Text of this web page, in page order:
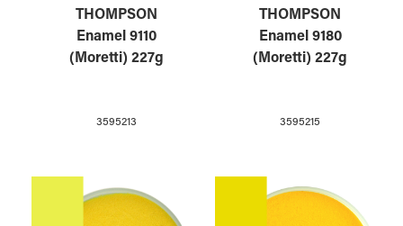
THOMPSON
Enamel 9110
(Moretti) 227g
3595213
THOMPSON
Enamel 9180
(Moretti) 227g
3595215